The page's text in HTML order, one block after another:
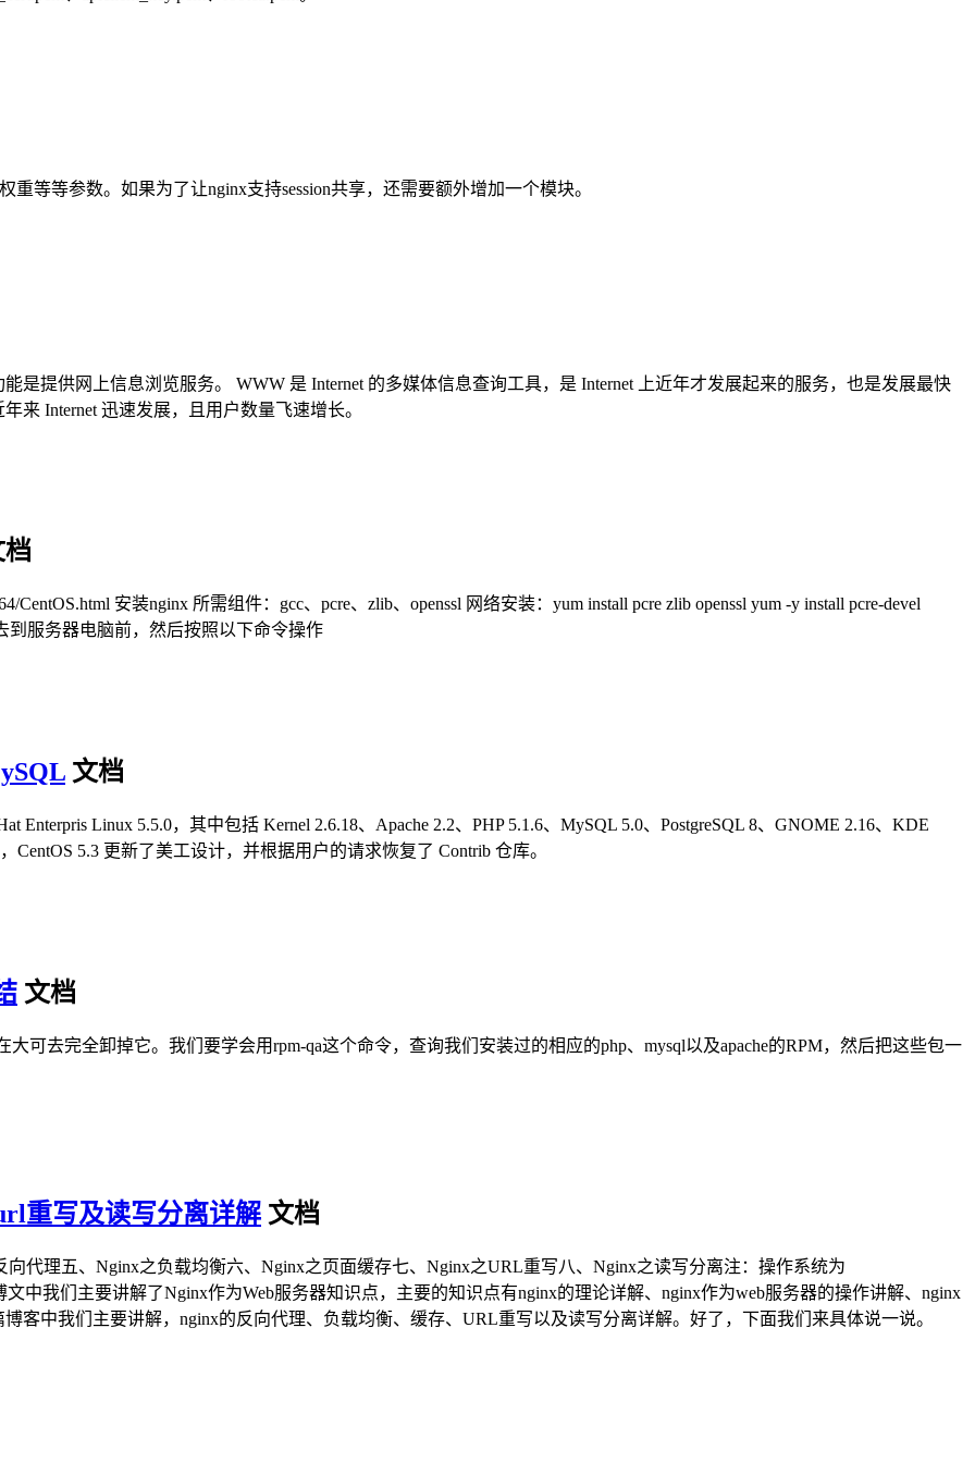
重等等参数。如果为了让nginx支持session共享，还需要额外增加一个模块。
是提供网上信息浏览服务。 WWW 是 Internet 的多媒体信息查询工具，是 Internet 上近年才发展起来的服务，也是发展最快
来 Internet 迅速发展，且用户数量飞速增长。
安装nginx 所需组件：gcc、pcre、zlib、openssl 网络安装：yum install pcre zlib openssl yum -y install pcre-devel
到服务器电脑前，然后按照以下命令操作
文档
Enterpris Linux 5.5.0，其中包括 Kernel 2.6.18、Apache 2.2、PHP 5.1.6、MySQL 5.0、PostgreSQL 8、GNOME 2.16、KDE
CentOS 5.3 更新了美工设计，并根据用户的请求恢复了 Contrib 仓库。
文档
大可去完全卸掉它。我们要学会用rpm-qa这个命令，查询我们安装过的相应的php、mysql以及apache的RPM，然后把这些包一
重写及读写分离详解 文档
代理五、Nginx之负载均衡六、Nginx之页面缓存七、Nginx之URL重写八、Nginx之读写分离注：操作系统为
中我们主要讲解了Nginx作为Web服务器知识点，主要的知识点有nginx的理论详解、nginx作为web服务器的操作讲解、nginx
客中我们主要讲解，nginx的反向代理、负载均衡、缓存、URL重写以及读写分离详解。好了，下面我们来具体说一说。